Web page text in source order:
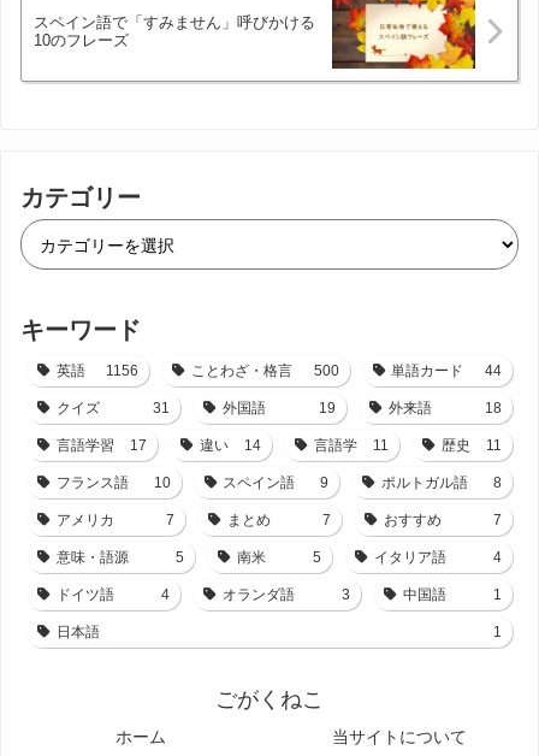
スペイン語で「すみません」呼びかける
10のフレーズ
カテゴリー
キーワード
英語 1156 ことわざ・格言 500 単語カード 44
クイズ 31 外国語 19 外来語 18
言語学習 17 違い 14 言語学 11 歴史 11
フランス語 10 スペイン語 9 ポルトガル語 8
アメリカ 7 まとめ 7 おすすめ 7
意味・語源 5 南米 5 イタリア語 4
ドイツ語 4 オランダ語 3 中国語 1
日本語 1
ごがくねこ
ホーム 当サイトについて